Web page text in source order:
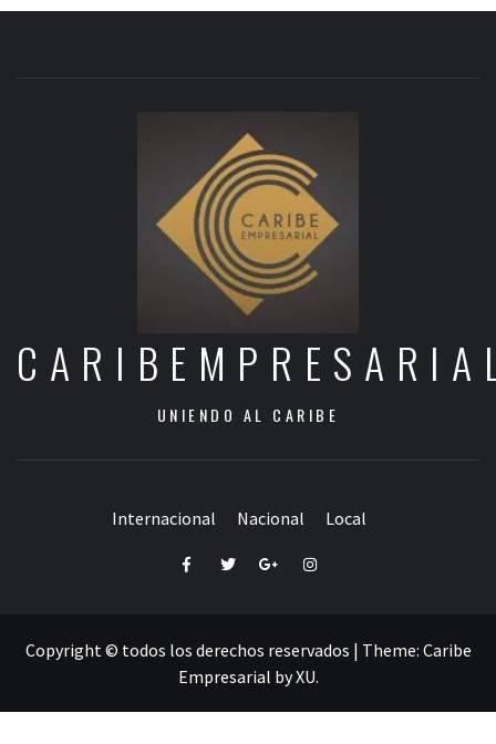
UNIENDO AL CARIBE
Internacional Nacional Local
FacebookTwitterGoogle+Instagram
Copyright © todos los derechos reservados | Theme: Caribe
Empresarial byXU.